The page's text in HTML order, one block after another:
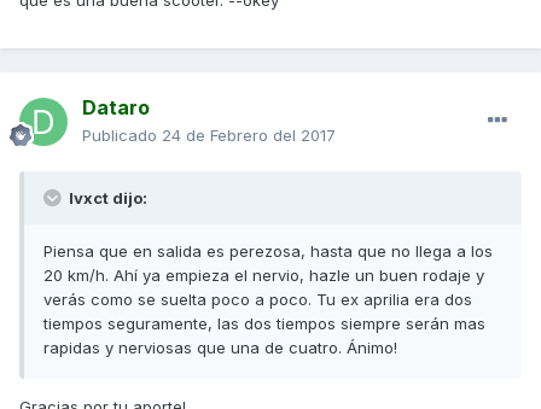
Dataro
Publicado 24 de Febrero del 2017
Ivxct dijo:
Piensa que en salida es perezosa, hasta que no llega a los
20 km/h. Ahí ya empieza el nervio, hazle un buen rodaje y
verás como se suelta poco a poco. Tu ex aprilia era dos
tiempos seguramente, las dos tiempos siempre serán mas
rapidas y nerviosas que una de cuatro. Ánimo!